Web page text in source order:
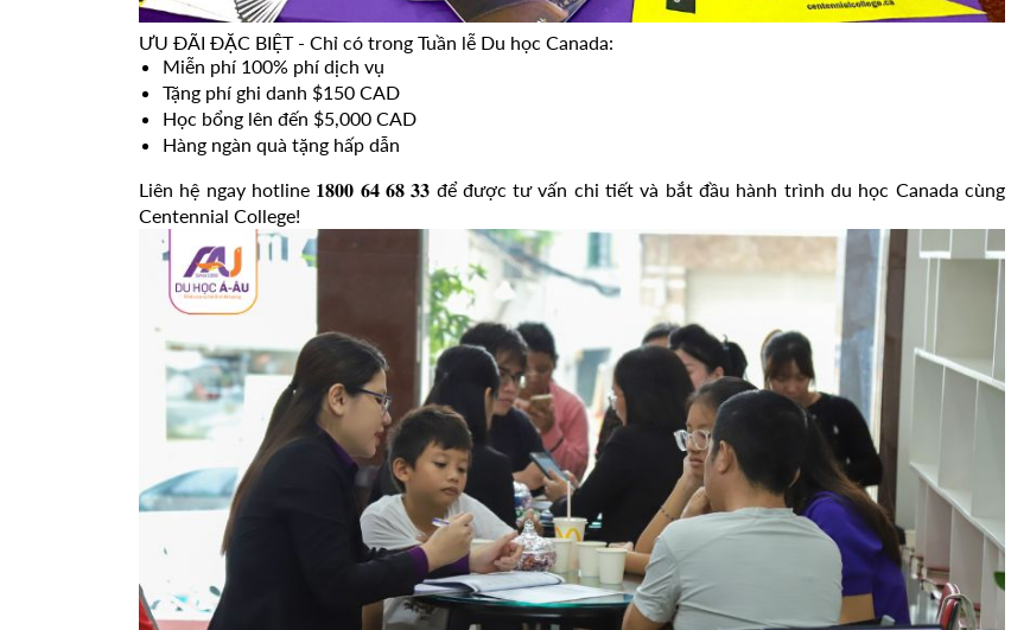
ƯU ĐÃI ĐẶC BIỆT - Chỉ có trong Tuần lễ Du học Canada:
Miễn phí 100% phí dịch vụ
Tặng phí ghi danh $150 CAD
Học bổng lên đến $5,000 CAD
Hàng ngàn quà tặng hấp dẫn
Liên hệ ngay hotline 𝟏𝟖𝟎𝟎 𝟔𝟒 𝟔𝟖 𝟑𝟑 để được tư vấn chi tiết và bắt đầu hành trình du học Canada cùng
Centennial College!